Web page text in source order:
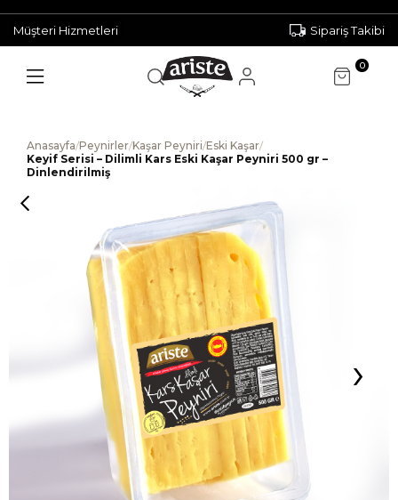
Müşteri Hizmetleri Sipariş Takibi
0
Anasayfa/Peynirler/Kaşar Peyniri/Eski Kaşar/
Keyif Serisi – Dilimli Kars Eski Kaşar Peyniri 500 gr –
Dinlendirilmiş
›